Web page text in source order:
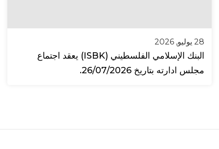
28 يوليو, 2026
البنك الإسلامي الفلسطيني (ISBK) يعقد اجتماع
مجلس ادارته بتاريخ 26/07/2026.